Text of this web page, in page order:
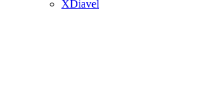
XDiavel